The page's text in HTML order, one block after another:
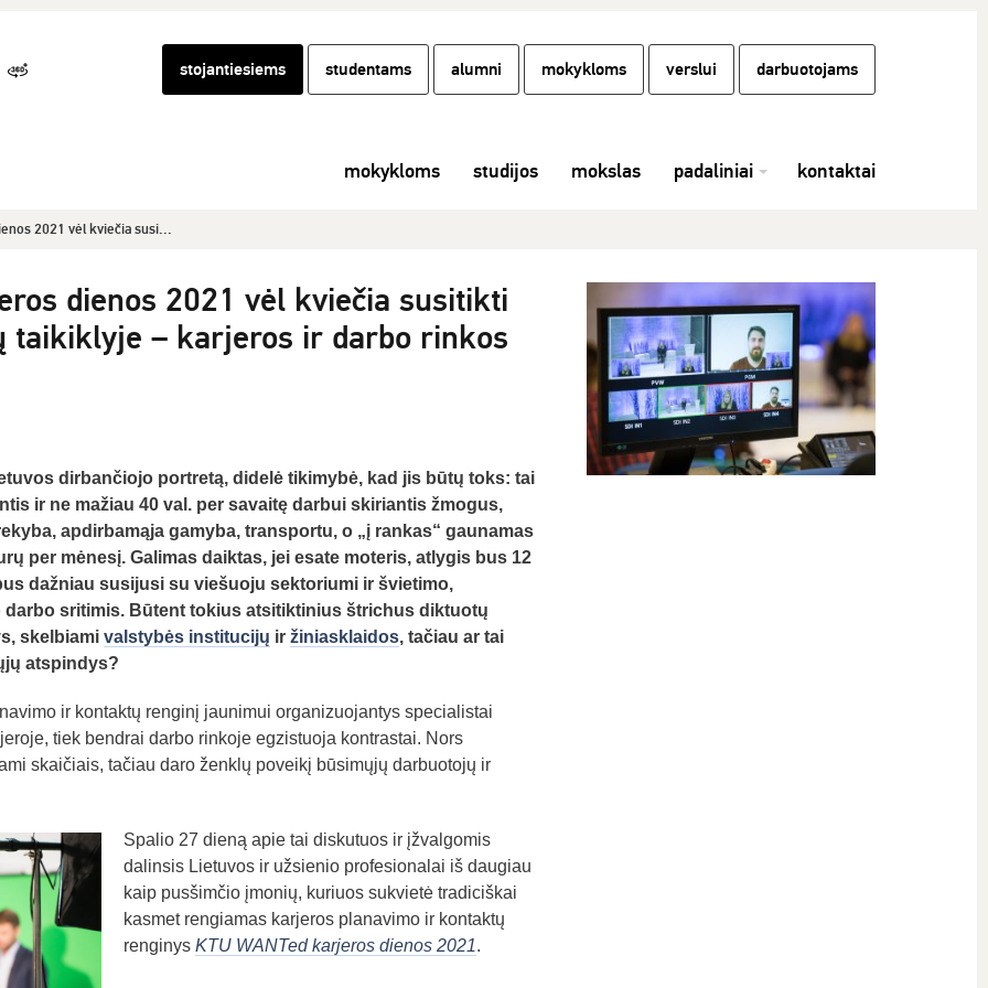
stojantiesiems studentams alumni mokykloms verslui darbuotojams
mokykloms studijos mokslas padaliniai kontaktai
2021 vėl kviečia susi...
dienos 2021 vėl kviečia susitikti
taikiklyje – karjeros ir darbo rinkos
dirbančiojo portretą, didelė tikimybė, kad jis būtų toks: tai
ir ne mažiau 40 val. per savaitę darbui skiriantis žmogus,
apdirbamąja gamyba, transportu, o „į rankas“ gaunamas
per mėnesį. Galimas daiktas, jei esate moteris, atlygis bus 12
dažniau susijusi su viešuoju sektoriumi ir švietimo,
sritimis. Būtent tokius atsitiktinius štrichus diktuotų
skelbiami valstybės institucijų ir žiniasklaidos, tačiau ar tai
atspindys?
ir kontaktų renginį jaunimui organizuojantys specialistai
tiek bendrai darbo rinkoje egzistuoja kontrastai. Nors
skaičiais, tačiau daro ženklų poveikį būsimųjų darbuotojų ir
Spalio 27 dieną apie tai diskutuos ir įžvalgomis
dalinsis Lietuvos ir užsienio profesionalai iš daugiau
kaip pusšimčio įmonių, kuriuos sukvietė tradiciškai
kasmet rengiamas karjeros planavimo ir kontaktų
renginys KTU WANTed karjeros dienos 2021.